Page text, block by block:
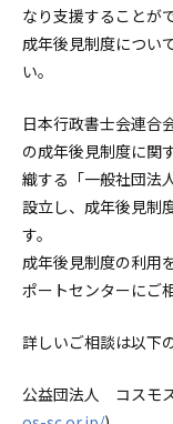
なり支援することが
成年後見制度につい
い。
日本行政書士会連合
の成年後見制度に関
織する「一般社団法
設立し、成年後見制
す。
成年後見制度の利用
ポートセンターにご
詳しいご相談は以下
公益団法人 コスモ